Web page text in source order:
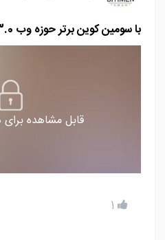
با سومین کوین برتر حوزه وب 3.0 آشنا شوید
قابل مشاهده برای
1